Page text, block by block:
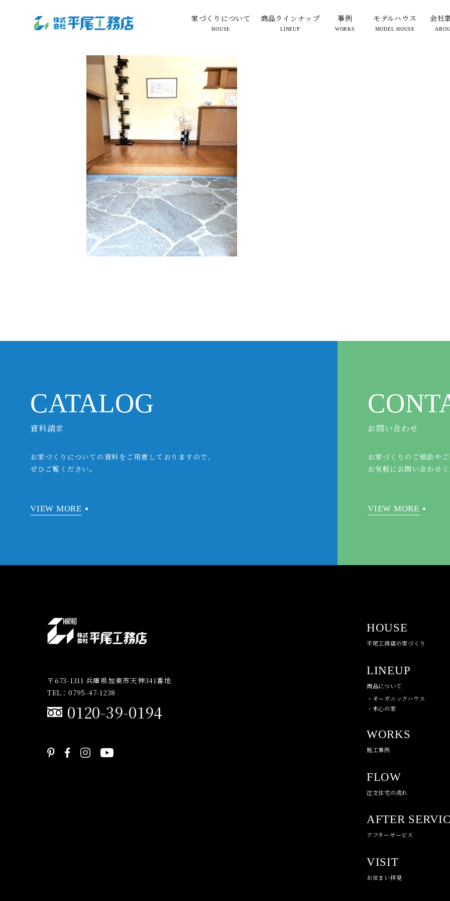
家づくりについて
HOUSE
商品ラインナップ
LINEUP
事例
WORKS
モデルハウス
MODEL HOUSE
会社
genkan1
2025.07.17
CATALOG
資料請求
お家づくりについての資料をご用意しておりますので、
ぜひご覧ください。
VIEW MORE
お問い合わせ
お家づくりのご相談や
お気軽にお問い合わせ
VIEW MORE
〒673-1311 兵庫県加東市天神341番地
TEL：0795-47-1238
0120-39-0194
HOUSE
平尾工務店の家づくり
LINEUP
商品について
・オーガニックハウス
・木心の家
WORKS
施工事例
FLOW
注文住宅の流れ
AFTER
アフターサービス
VISIT
お住まい拝見